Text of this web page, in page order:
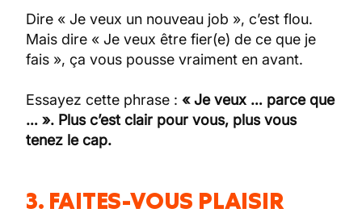
Dire « Je veux un nouveau job », c’est flou.
Mais dire « Je veux être fier(e) de ce que je
fais », ça vous pousse vraiment en avant.
Essayez cette phrase : « Je veux … parce que
… ». Plus c’est clair pour vous, plus vous
tenez le cap.
3. FAITES-VOUS PLAISIR